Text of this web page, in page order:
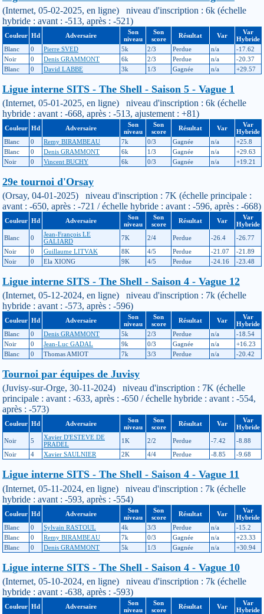
(Internet, 05-02-2025, en ligne) niveau d'inscription : 6k (échelle
hybride : avant : -513, après : -521)
Couleur Hd Adversaire
Son
niveau
Son
score
Résultat Var
Var
Hybride
Blanc
0 Pierre SVED 5k 2/3 Perdue n/a
-17.62
Noir
0 Denis GRAMMONT 6k 2/3 Perdue n/a
-20.37
Blanc
0 David LABBE 3k 1/3 Gagnée n/a +29.57
Ligue interne SITS - The Shell - Saison 5 - Vague 1
(Internet, 05-01-2025, en ligne) niveau d'inscription : 6k (échelle
hybride : avant : -668, après : -513, ajustement : +81)
Couleur Hd Adversaire
Son
niveau
Son
score
Résultat Var
Var
Hybride
Blanc
0 Remy BIRAMBEAU 7k 0/3 Gagnée n/a
+25.8
Blanc
0 Denis GRAMMONT 6k 1/3 Gagnée n/a
+29.63
Noir
0 Vincent BUCHY 6k 0/3 Gagnée n/a +19.21
29e tournoi d'Orsay
(Orsay, 04-01-2025) niveau d'inscription : 7K (échelle principale :
avant : -650, après : -721 / échelle hybride : avant : -596, après : -668)
Couleur Hd Adversaire
Son
niveau
Son
score
Résultat Var
Var
Hybride
Blanc
0
Jean-François LE
GALIARD
7K 2/4 Perdue -26.4
-26.77
Noir
0 Guillaume LITVAK 8K 4/5 Perdue -21.07
-21.89
Noir
0 Ela XIONG 9K 4/5 Perdue -24.16 -23.48
Ligue interne SITS - The Shell - Saison 4 - Vague 12
(Internet, 05-12-2024, en ligne) niveau d'inscription : 7k (échelle
hybride : avant : -573, après : -596)
Couleur Hd Adversaire
Son
niveau
Son
score
Résultat Var
Var
Hybride
Blanc
0 Denis GRAMMONT 5k 2/3 Perdue n/a
-18.54
Noir
0 Jean-Luc GADAL 9k 0/3 Gagnée n/a
+16.23
Blanc
0 Thomas AMIOT 7k 3/3 Perdue n/a -20.42
Tournoi par équipes de Juvisy
(Juvisy-sur-Orge, 30-11-2024) niveau d'inscription : 7K (échelle
principale : avant : -633, après : -650 / échelle hybride : avant : -554,
après : -573)
Couleur Hd Adversaire
Son
niveau
Son
score
Résultat Var
Var
Hybride
Noir
5
Xavier D'ESTEVE DE
PRADEL
1K 2/2 Perdue -7.42
-8.88
Noir
4 Xavier SAULNIER 2K 4/4 Perdue -8.85 -9.68
Ligue interne SITS - The Shell - Saison 4 - Vague 11
(Internet, 05-11-2024, en ligne) niveau d'inscription : 7k (échelle
hybride : avant : -593, après : -554)
Couleur Hd Adversaire
Son
niveau
Son
score
Résultat Var
Var
Hybride
Blanc
0 Sylvain RASTOUL 4k 3/3 Perdue n/a
-15.2
Blanc
0 Remy BIRAMBEAU 7k 0/3 Gagnée n/a
+23.33
Blanc
0 Denis GRAMMONT 5k 1/3 Gagnée n/a +30.94
Ligue interne SITS - The Shell - Saison 4 - Vague 10
(Internet, 05-10-2024, en ligne) niveau d'inscription : 7k (échelle
hybride : avant : -638, après : -593)
Couleur Hd Adversaire
Son
niveau
Son
score
Résultat Var
Var
Hybride